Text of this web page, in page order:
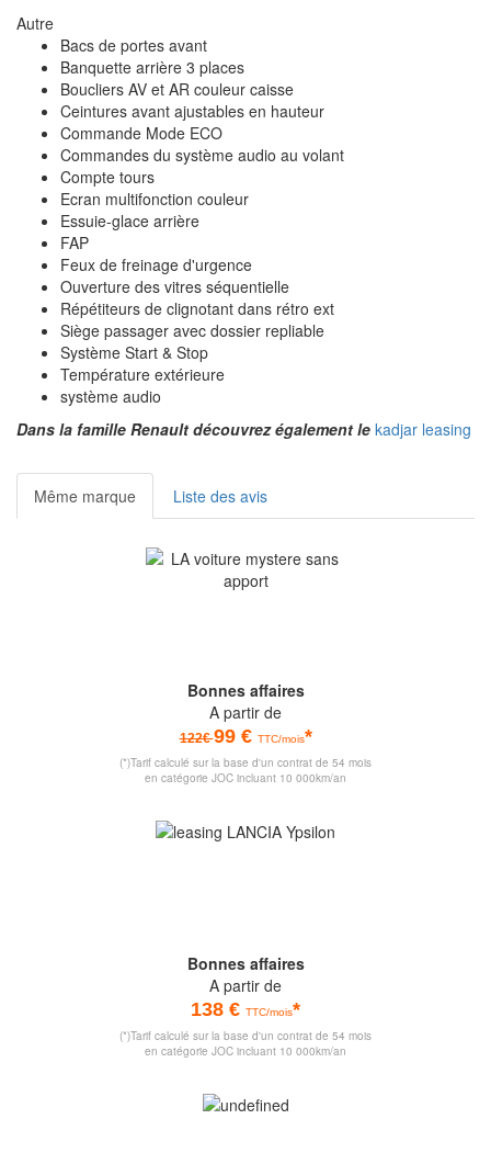
Autre
Bacs de portes avant
Banquette arrière 3 places
Boucliers AV et AR couleur caisse
Ceintures avant ajustables en hauteur
Commande Mode ECO
Commandes du système audio au volant
Compte tours
Ecran multifonction couleur
Essuie-glace arrière
FAP
Feux de freinage d'urgence
Ouverture des vitres séquentielle
Répétiteurs de clignotant dans rétro ext
Siège passager avec dossier repliable
Système Start & Stop
Température extérieure
système audio
Dans la famille Renault découvrez également le kadjar leasing
Même marque Liste des avis
Bonnes affaires
A partir de
122€99 € TTC/mois*
(*)Tarif calculé sur la base d'un contrat de 54 mois
en catégorie JOC incluant 10 000km/an
Bonnes affaires
A partir de
138 € TTC/mois*
(*)Tarif calculé sur la base d'un contrat de 54 mois
en catégorie JOC incluant 10 000km/an